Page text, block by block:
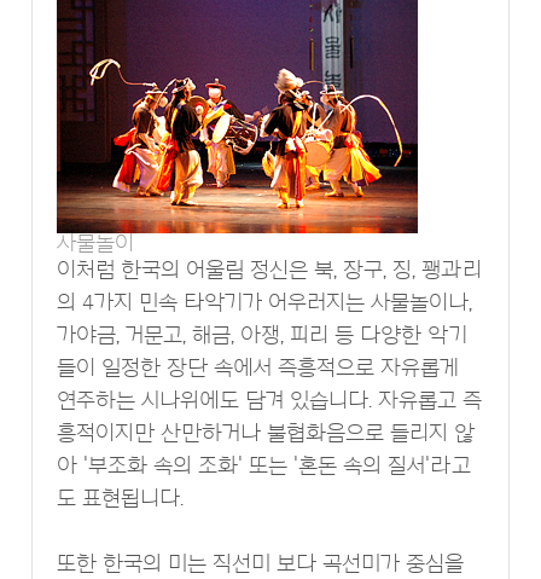
사물놀이
이처럼 한국의 어울림 정신은 북, 장구, 징, 꽹과리
의 4가지 민속 타악기가 어우러지는 사물놀이나,
가야금, 거문고, 해금, 아쟁, 피리 등 다양한 악기
들이 일정한 장단 속에서 즉흥적으로 자유롭게
연주하는 시나위에도 담겨 있습니다. 자유롭고 즉
흥적이지만 산만하거나 불협화음으로 들리지 않
아 '부조화 속의 조화' 또는 '혼돈 속의 질서'라고
도 표현됩니다.
또한 한국의 미는 직선미 보다 곡선미가 중심을